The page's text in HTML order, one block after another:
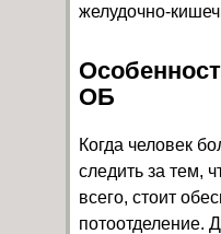
желудочно-
ОБ
Когда человек
следить за тем,
всего, стоит
потоотделение.